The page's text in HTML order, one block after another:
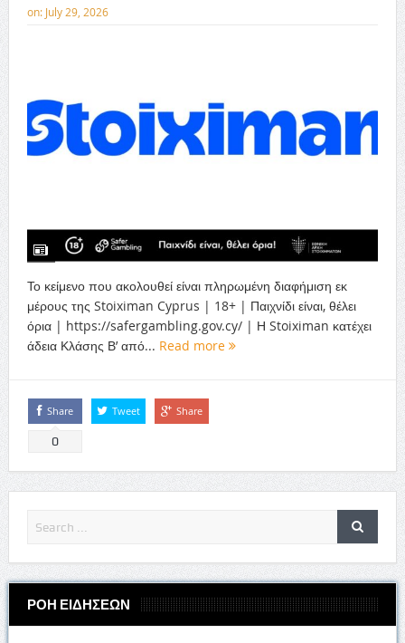
on: July 29, 2026
Το κείμενο που ακολουθεί είναι πληρωμένη διαφήμιση εκ
μέρους της Stoiximan Cyprus | 18+ | Παιχνίδι είναι, θέλει
όρια | https://safergambling.gov.cy/ | Η Stoiximan κατέχει
άδεια Κλάσης Β’ από... Read more
Share
0
Tweet Share
ΡΟΗ ΕΙΔΗΣΕΩΝ